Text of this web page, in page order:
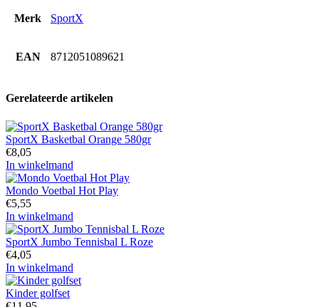
Merk SportX
EAN 8712051089621
Gerelateerde artikelen
SportX Basketbal Orange 580gr
€8,05
In winkelmand
Mondo Voetbal Hot Play
€5,55
In winkelmand
SportX Jumbo Tennisbal L Roze
€4,05
In winkelmand
Kinder golfset